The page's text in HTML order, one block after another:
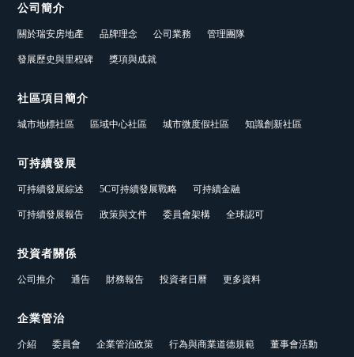
公司簡介
關於瑞安房地產 品牌理念 公司業務 管理團隊
發展歷史與里程碑 獎項與成就
社區項目簡介
城市地標社區 區域中心社區 城市微度假社區 知識創新社區
可持續發展
可持續發展綜述 5C可持續發展戰略 可持續金融
可持續發展報告 政策與文件 委員會架構 全球認可
投資者關係
公司推介 通告 財務報告 投資者日曆 更多資料
企業管治
介紹 委員會 企業管治政策 行為與商業道德規範 董事會活動